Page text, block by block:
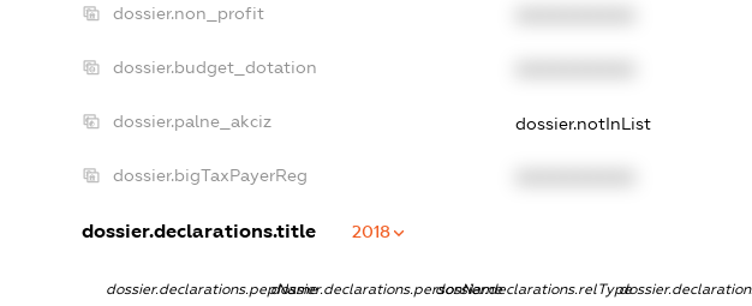
dossier.non_profit
dossier.budget_dotation
dossier.palne_akciz dossier.notInList
dossier.bigTaxPayerReg
dossier.declarations.title 2018
dossier.declarations.pepNamedossier.declarations.personNamedossier.declarations.relType